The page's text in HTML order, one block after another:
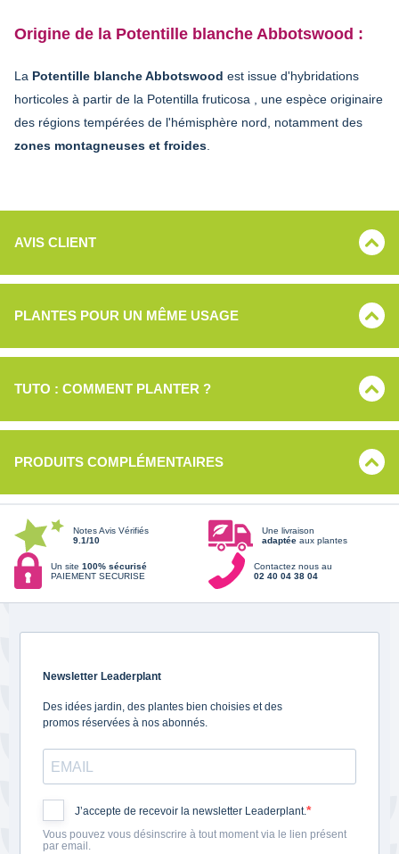
Origine de la Potentille blanche Abbotswood :
La Potentille blanche Abbotswood est issue d'hybridations
horticoles à partir de la Potentilla fruticosa , une espèce originaire
des régions tempérées de l'hémisphère nord, notamment des
zones montagneuses et froides
AVIS CLIENT
PLANTES POUR UN MÊME USAGE
TUTO : COMMENT PLANTER ?
PRODUITS COMPLÉMENTAIRES
Notes Avis Vérifiés
9.1/10
Une livraison
adaptée aux plantes
Un site 100% sécurisé
PAIEMENT SECURISE
Contactez nous au
02 40 04 38 04
Newsletter Leaderplant
Des idées jardin, des plantes bien choisies et des
promos réservées à nos abonnés.
J’accepte de recevoir la newsletter Leaderplant.
Vous pouvez vous désinscrire à tout moment via le lien présent
par email.